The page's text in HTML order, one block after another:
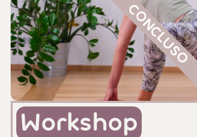
CONCLUSO
Workshop